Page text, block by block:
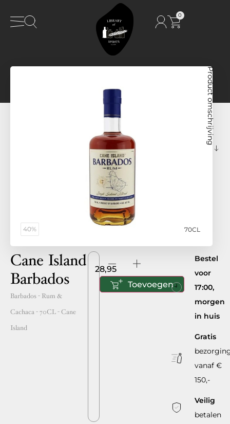
0
40% 70CL
Product omschrijving
Cane Island
Barbados
Barbados- Rum &
Cachaca -70CL-Cane
Island
28,95
Toevoegen
Bestel
voor
17:00,
morgen
in huis
Gratis
vanaf €
150,-
Veilig
betalen